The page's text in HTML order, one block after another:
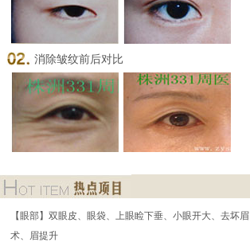
消除皱纹前后对比
【眼部】双眼皮、眼袋、上眼睑下垂、小眼开大、去坏眉
术、眉提升